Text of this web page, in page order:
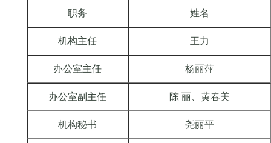
职务 姓名
机构主任 王力
办公室主任 杨丽萍
办公室副主任 陈 丽、黄春美
机构秘书 尧丽平